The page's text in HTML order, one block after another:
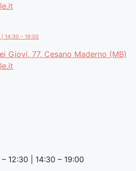
| 14:30 – 19:00
Giovi, 77, Cesano Maderno (MB)
12:30 | 14:30 – 19:00